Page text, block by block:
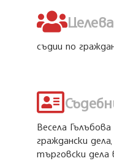
съдии по
Весела
граждански
търговски дела